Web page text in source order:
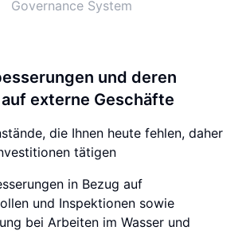
Governance System
und deren
externe Geschäfte
die Ihnen heute fehlen, daher
tätigen
in Bezug auf
und Inspektionen sowie
bei Arbeiten im Wasser und